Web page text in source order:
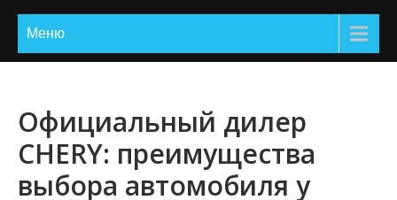
Меню
Официальный дилер
CHERY: преимущества
выбора автомобиля у